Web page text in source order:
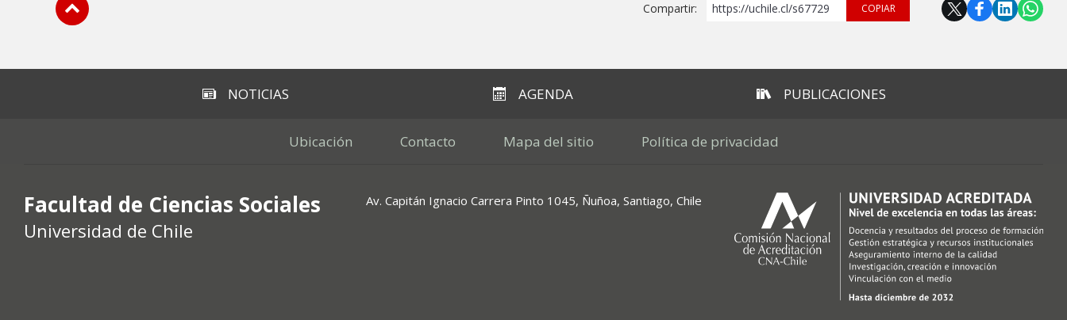
Compartir: https://uchile.cl/s67729 COPIAR
NOTICIAS AGENDA PUBLICACIONES
Ubicación Contacto Mapa del sitio Política de privacidad
Facultad de Ciencias Sociales
Universidad de Chile
Av. Capitán Ignacio Carrera Pinto 1045, Ñuñoa, Santiago, Chile